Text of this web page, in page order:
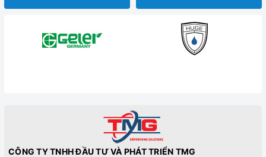
CÔNG TY TNHH ĐẦU TƯ VÀ PHÁT TRIỂN TMG